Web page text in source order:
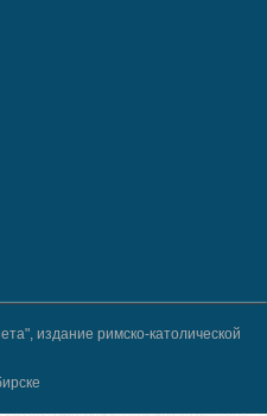
издание римско-католической